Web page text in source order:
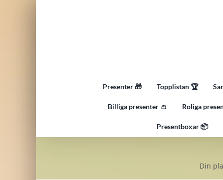
Presenter 🎁 Topplistan 🏆
Billiga presenter 👛 Roliga
Presentboxar 📦
Din